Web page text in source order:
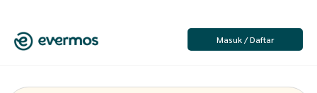
Masuk / Daftar